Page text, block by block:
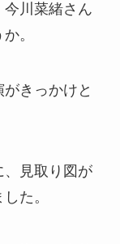
川菜緒さん
。
きっかけと
、見取り図が
た。